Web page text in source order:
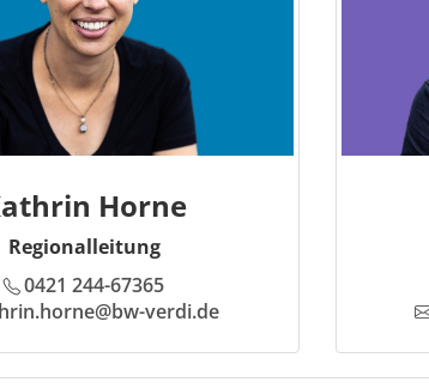
Horne
Regionalleitung
0421 244-67365
verdi.de